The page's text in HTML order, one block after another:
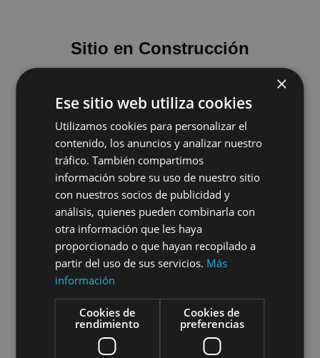
Sitio en Construcción
×
Ese sitio web utiliza cookies
Utilizamos cookies para personalizar el
contenido, los anuncios y analizar nuestro
tráfico. También compartimos
información sobre su uso de nuestro sitio
con nuestros socios de publicidad y
análisis, quienes pueden combinarla con
otra información que les haya
proporcionado o que hayan recopilado a
partir del uso de sus servicios. Más
información
Cookies de
rendimiento
Cookies de
preferencias